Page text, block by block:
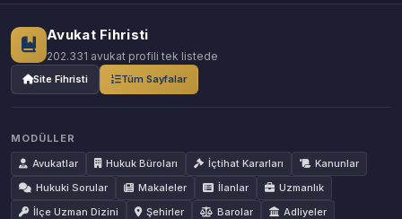
Avukat Fihristi
202.331 avukat profili tek listede
Site Fihristi Tüm Sayfalar
MODÜLLER
Avukatlar
Hukuk Büroları İçtihat Kararları
Kanunlar
Hukuki Sorular
Makaleler İlanlar
Uzmanlık
İlçe Uzman Dizini
Şehirler Barolar
Adliyeler